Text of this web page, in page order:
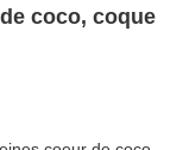
coco, coque